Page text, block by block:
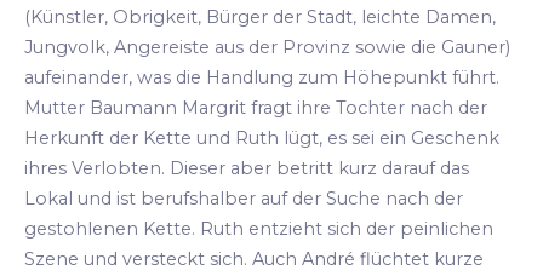
(Künstler, Obrigkeit, Bürger der Stadt, leichte Damen,
Jungvolk, Angereiste aus der Provinz sowie die Gauner)
aufeinander, was die Handlung zum Höhepunkt führt.
Mutter Baumann Margrit fragt ihre Tochter nach der
Herkunft der Kette und Ruth lügt, es sei ein Geschenk
ihres Verlobten. Dieser aber betritt kurz darauf das
Lokal und ist berufshalber auf der Suche nach der
gestohlenen Kette. Ruth entzieht sich der peinlichen
Szene und versteckt sich. Auch André flüchtet kurze